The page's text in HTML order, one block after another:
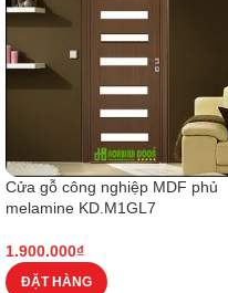
Cửa gỗ công nghiệp MDF phủ
melamine KD.M1GL7
1.900.000₫
ĐẶT HÀNG